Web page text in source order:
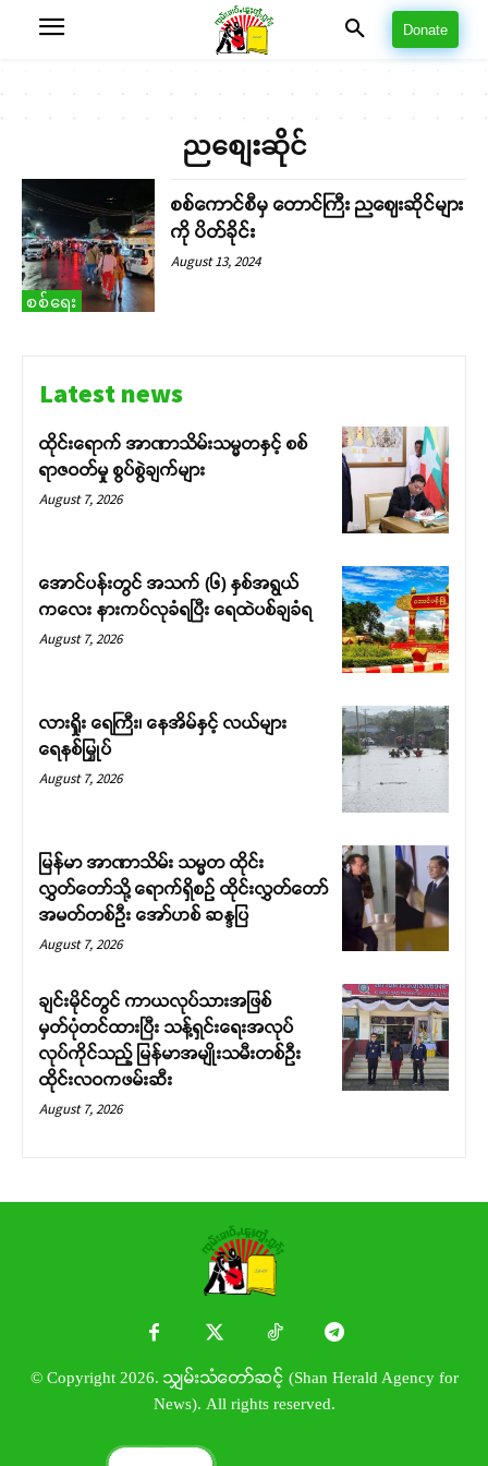
Donate
ညစျေးဆိုင်
စစ်ရေး
စစ်ကောင်စီမှ တောင်ကြီး ညဈေးဆိုင်များ
ကို ပိတ်ခိုင်း
August 13, 2024
Latest news
ထိုင်းရောက် အာဏာသိမ်းသမ္မတနှင့် စစ်
ရာဇဝတ်မှု စွပ်စွဲချက်များ
August 7, 2026
အောင်ပန်းတွင် အသက် (၆) နှစ်အရွယ်
ကလေး နားကပ်လုခံရပြီး ရေထဲပစ်ချခံရ
August 7, 2026
လားရှိုး ရေကြီး၊ နေအိမ်နှင့် လယ်များ
ရေနစ်မြှုပ်
August 7, 2026
မြန်မာ အာဏာသိမ်း သမ္မတ ထိုင်း
လွှတ်တော်သို့ ရောက်ရှိစဉ် ထိုင်းလွှတ်တော်
အမတ်တစ်ဦး အော်ဟစ် ဆန္ဒပြ
August 7, 2026
ချင်းမိုင်တွင် ကာယလုပ်သားအဖြစ်
မှတ်ပုံတင်ထားပြီး သန့်ရှင်းရေးအလုပ်
လုပ်ကိုင်သည့် မြန်မာအမျိုးသမီးတစ်ဦး
ထိုင်းလဝကဖမ်းဆီး
August 7, 2026
© Copyright 2026. သျှမ်းသံတော်ဆင့် (Shan Herald Agency for
News). All rights reserved.